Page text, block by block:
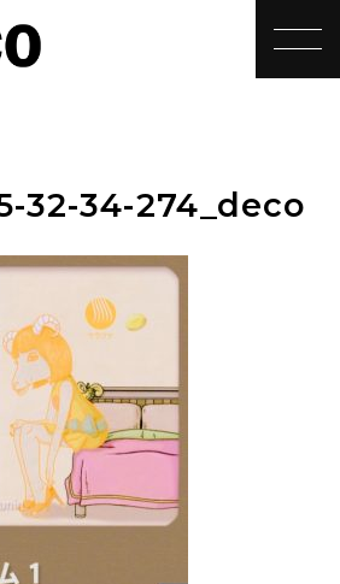
32-34-274_deco